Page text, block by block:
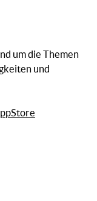
um die Themen
und